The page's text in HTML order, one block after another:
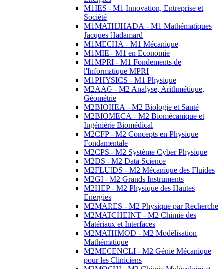
M1IES - M1 Innovation, Entreprise et
Société
M1MATHJHADA - M1 Mathématiques
Jacques Hadamard
M1MECHA - M1 Mécanique
M1MIE - M1 en Economie
M1MPRI - M1 Fondements de
l'Informatique MPRI
M1PHYSICS - M1 Physique
M2AAG - M2 Analyse, Arithmétique,
Géométrie
M2BIOHEA - M2 Biologie et Santé
M2BIOMECA - M2 Biomécanique et
Ingéniérie Biomédical
M2CFP - M2 Concepts en Physique
Fondamentale
M2CPS - M2 Système Cyber Physique
M2DS - M2 Data Science
M2FLUIDS - M2 Mécanique des Fluides
M2GI - M2 Grands Instruments
M2HEP - M2 Physique des Hautes
Energies
M2MARES - M2 Physique par Recherche
M2MATCHEINT - M2 Chimie des
Matériaux et Interfaces
M2MATHMOD - M2 Modélisation
Mathématique
M2MECENCLI - M2 Génie Mécanique
pour les Cliniciens